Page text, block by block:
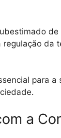
da
para a
a